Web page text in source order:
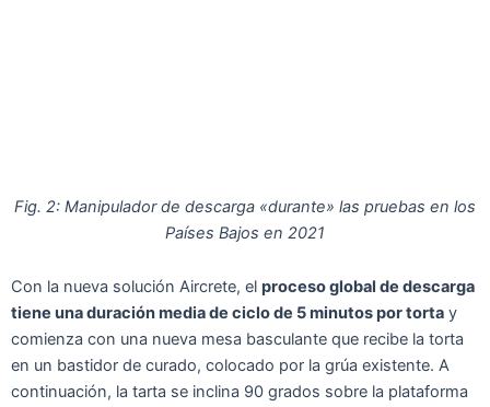
Fig. 2: Manipulador de descarga «durante» las pruebas en los
Países Bajos en 2021
Con la nueva solución Aircrete, el proceso global de descarga
tiene una duración media de ciclo de 5 minutos por torta y
comienza con una nueva mesa basculante que recibe la torta
en un bastidor de curado, colocado por la grúa existente. A
continuación, la tarta se inclina 90 grados sobre la plataforma